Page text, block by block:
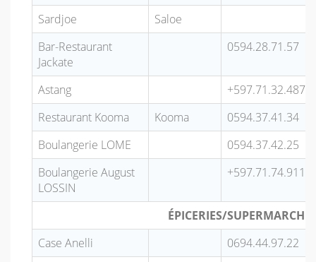
Sardjoe
Saloe
Bar-Restaurant
Jackate
0594.28.71.57
Astang
+597.71.32.487
Restaurant Kooma
Kooma
0594.37.41.34
Boulangerie LOME
0594.37.42.25
Boulangerie August
LOSSIN
+597.71.74.911
ÉPICERIES/
Case Anelli
0694.44.97.22